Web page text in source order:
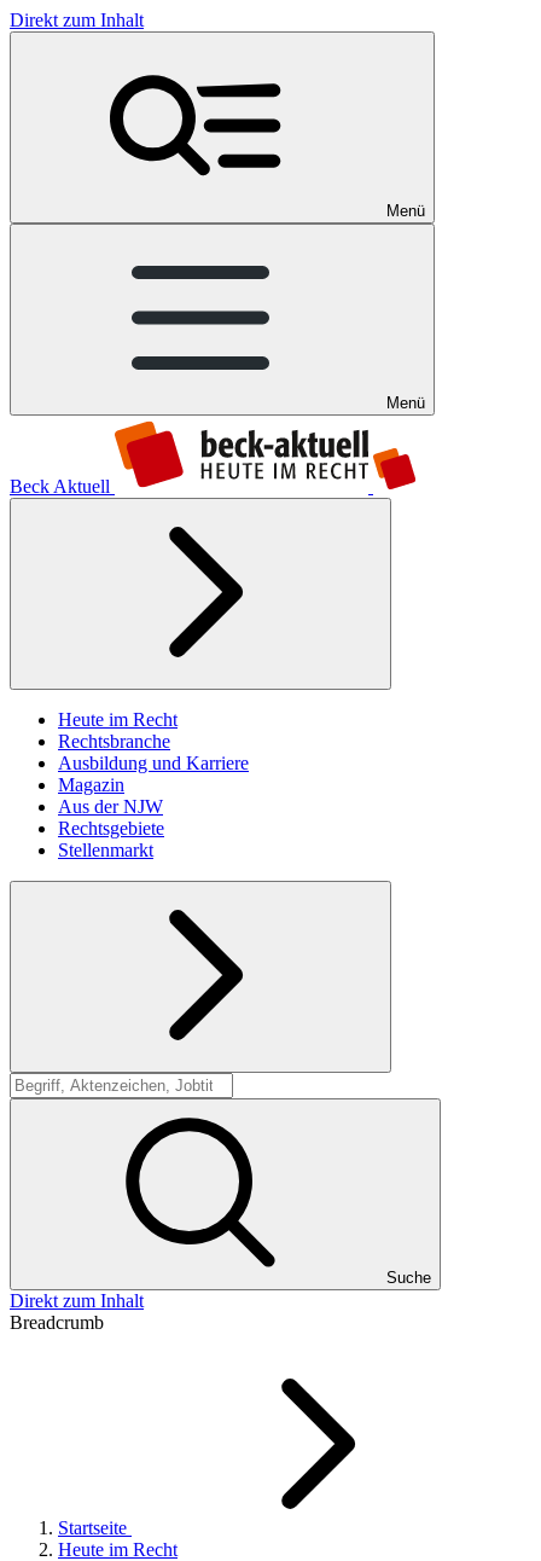
Direkt zum Inhalt
Menü
Menü
Beck Aktuell
Heute im Recht
Rechtsbranche
Ausbildung und Karriere
Magazin
Aus der NJW
Rechtsgebiete
Stellenmarkt
Suche
Suche
Direkt zum Inhalt
Breadcrumb
Startseite
Heute im Recht